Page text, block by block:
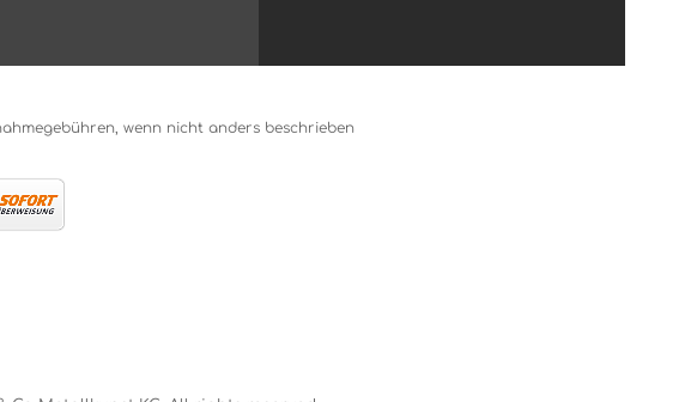
wenn nicht anders beschrieben